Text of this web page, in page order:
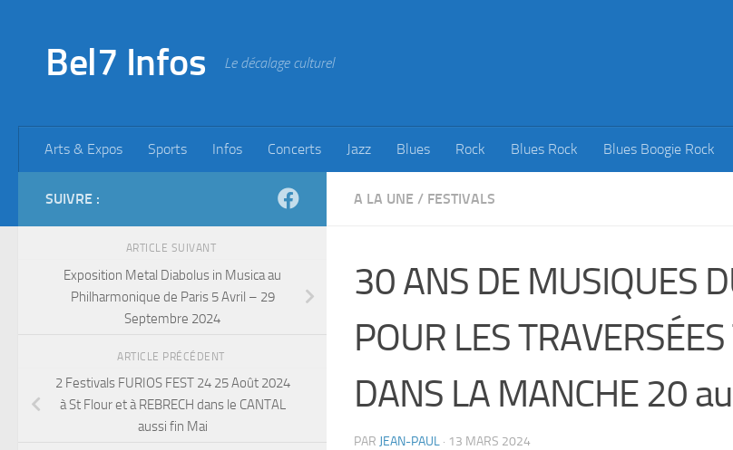
Bel7 Infos Le décalage culturel
Arts & Expos Sports Infos Concerts Jazz Blues Rock Blues Rock Blues Boogie Rock
A LA UNE / FESTIVALS
30 ANS DE MUSIQUES
POUR LES
DANS LA MANCHE 20
PAR JEAN-PAUL · 13 MARS 2024
SUIVRE :
ARTICLE SUIVANT
Exposition Metal Diabolus in Musica au
Philharmonique de Paris 5 Avril – 29
Septembre 2024
ARTICLE PRÉCÉDENT
2 Festivals FURIOS FEST 24 25 Août 2024
à St Flour et à REBRECH dans le CANTAL
aussi fin Mai